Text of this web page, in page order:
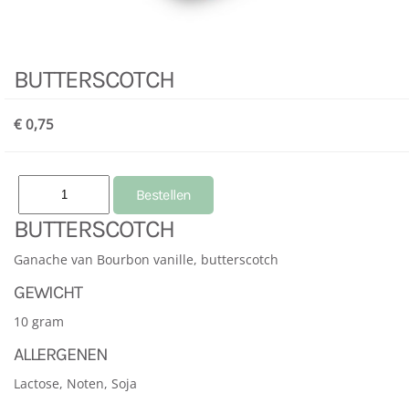
BUTTERSCOTCH
€ 0,75
BUTTERSCOTCH
Ganache van Bourbon vanille, butterscotch
GEWICHT
10 gram
ALLERGENEN
Lactose, Noten, Soja